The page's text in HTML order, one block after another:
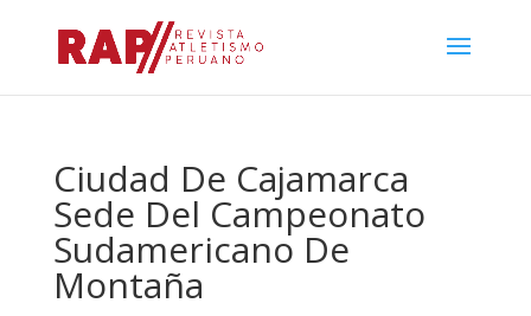
Ciudad De Cajamarca
Sede Del Campeonato
Sudamericano De
Montaña